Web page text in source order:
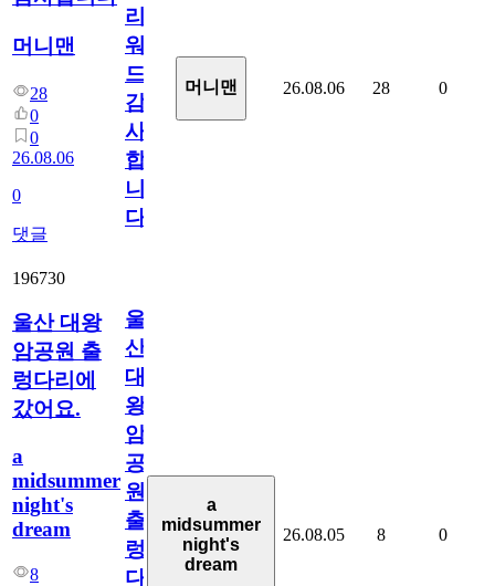
머니맨
28
0
0
26.08.06
0
댓글
리
워
드
감
사
합
니
다
머니맨 26.08.06 28 0
196730
울산 대왕
암공원 출
렁다리에
갔어요.
a
midsummer
night's
dream
8
울
산
대
왕
암
공
원
출
렁
다
a
midsummer
night's
dream
26.08.05 8 0